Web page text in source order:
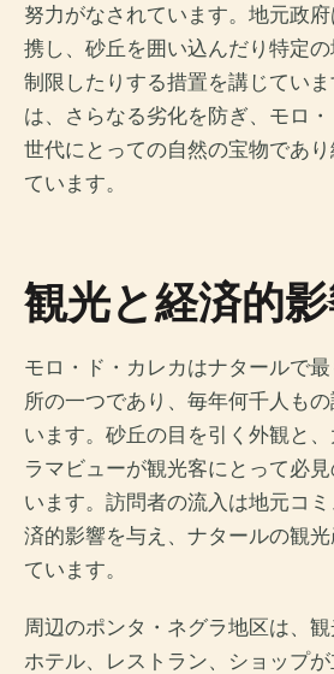
努力がなされています。地元政
携し、砂丘を囲い込んだり特定
制限したりする措置を講じてい
は、さらなる劣化を防ぎ、モロ
世代にとっての自然の宝物であ
ています。
観光と経済的
モロ・ド・カレカはナタールで
所の一つであり、毎年何千人も
います。砂丘の目を引く外観と
ラマビューが観光客にとって必
います。訪問者の流入は地元コ
済的影響を与え、ナタールの観
ています。
周辺のポンタ・ネグラ地区は、
ホテル、レストラン、ショップ